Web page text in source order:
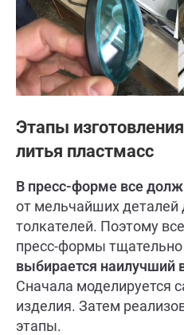
Этапы
литья пластмасс
В пресс-форме все
от мельчайших деталей
толкателей. Поэтому
пресс-формы
выбирается наилучший
Сначала моделируется
изделия. Затем
этапы.